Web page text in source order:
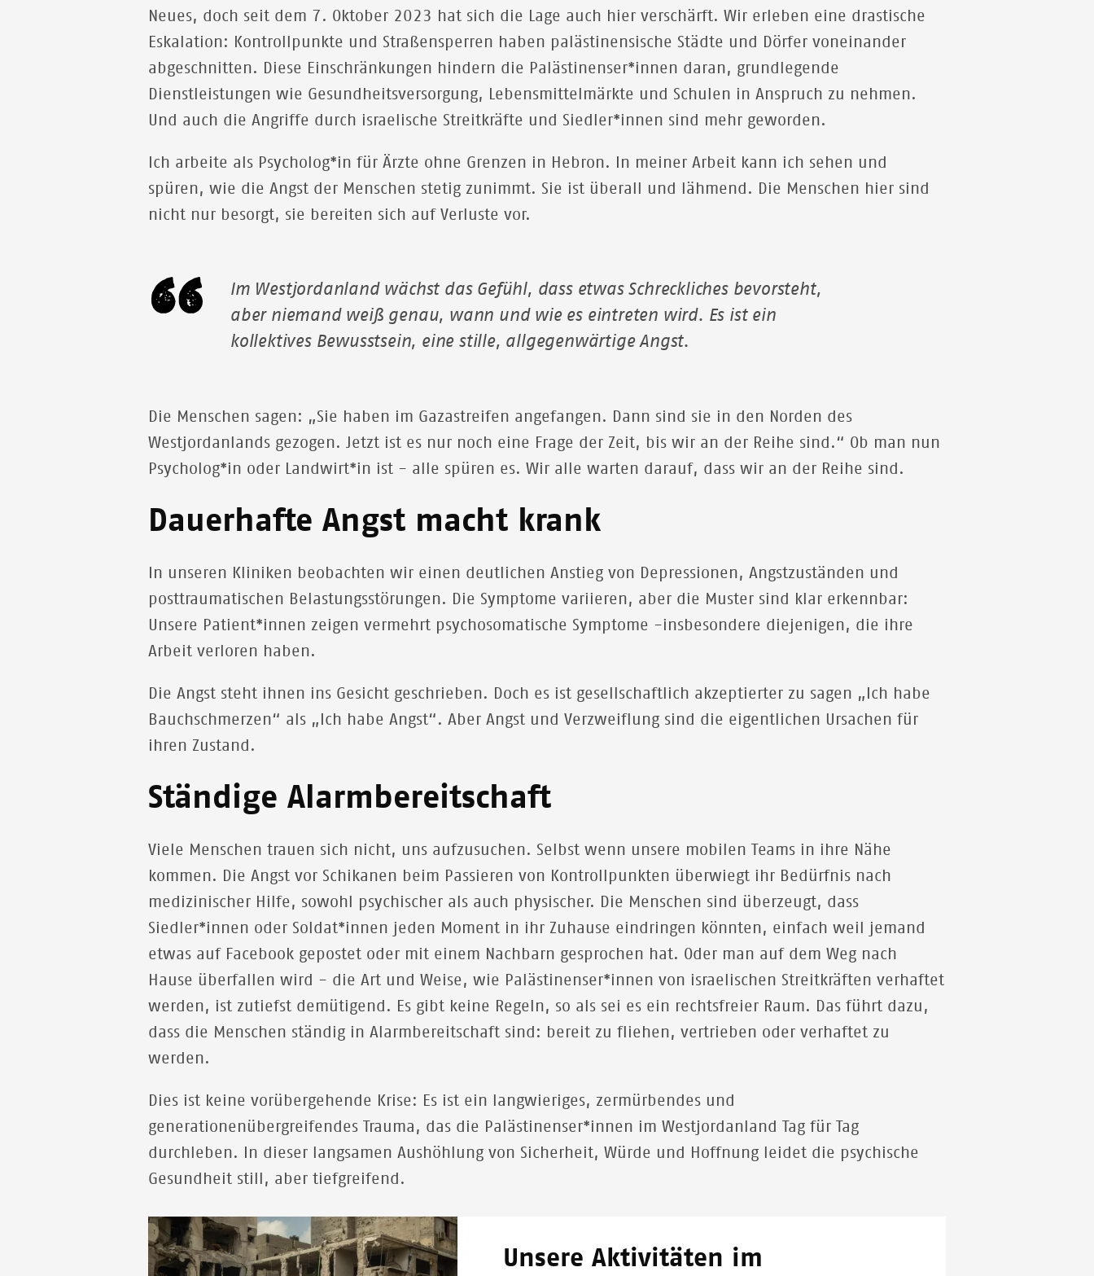
Neues, doch seit dem 7. Oktober 2023 hat sich die Lage auch hier verschärft. Wir erleben eine drastische
Eskalation: Kontrollpunkte und Straßensperren haben palästinensische Städte und Dörfer voneinander
abgeschnitten. Diese Einschränkungen hindern die Palästinenser*innen daran, grundlegende
Dienstleistungen wie Gesundheitsversorgung, Lebensmittelmärkte und Schulen in Anspruch zu nehmen.
Und auch die Angriffe durch israelische Streitkräfte und Siedler*innen sind mehr geworden.
Ich arbeite als Psycholog*in für Ärzte ohne Grenzen in Hebron. In meiner Arbeit kann ich sehen und
spüren, wie die Angst der Menschen stetig zunimmt. Sie ist überall und lähmend. Die Menschen hier sind
nicht nur besorgt, sie bereiten sich auf Verluste vor.
Im Westjordanland wächst das Gefühl, dass etwas Schreckliches bevorsteht,
aber niemand weiß genau, wann und wie es eintreten wird. Es ist ein
kollektives Bewusstsein, eine stille, allgegenwärtige Angst.
Die Menschen sagen: „Sie haben im Gazastreifen angefangen. Dann sind sie in den Norden des
Westjordanlands gezogen. Jetzt ist es nur noch eine Frage der Zeit, bis wir an der Reihe sind.“ Ob man nun
Psycholog*in oder Landwirt*in ist - alle spüren es. Wir alle warten darauf, dass wir an der Reihe sind.
Dauerhafte Angst macht krank
In unseren Kliniken beobachten wir einen deutlichen Anstieg von Depressionen, Angstzuständen und
posttraumatischen Belastungsstörungen. Die Symptome variieren, aber die Muster sind klar erkennbar:
Unsere Patient*innen zeigen vermehrt psychosomatische Symptome -insbesondere diejenigen, die ihre
Arbeit verloren haben.
Die Angst steht ihnen ins Gesicht geschrieben. Doch es ist gesellschaftlich akzeptierter zu sagen „Ich habe
Bauchschmerzen“ als „Ich habe Angst“. Aber Angst und Verzweiflung sind die eigentlichen Ursachen für
ihren Zustand.
Ständige Alarmbereitschaft
Viele Menschen trauen sich nicht, uns aufzusuchen. Selbst wenn unsere mobilen Teams in ihre Nähe
kommen. Die Angst vor Schikanen beim Passieren von Kontrollpunkten überwiegt ihr Bedürfnis nach
medizinischer Hilfe, sowohl psychischer als auch physischer. Die Menschen sind überzeugt, dass
Siedler*innen oder Soldat*innen jeden Moment in ihr Zuhause eindringen könnten, einfach weil jemand
etwas auf Facebook gepostet oder mit einem Nachbarn gesprochen hat. Oder man auf dem Weg nach
Hause überfallen wird - die Art und Weise, wie Palästinenser*innen von israelischen Streitkräften verhaftet
werden, ist zutiefst demütigend. Es gibt keine Regeln, so als sei es ein rechtsfreier Raum. Das führt dazu,
dass die Menschen ständig in Alarmbereitschaft sind: bereit zu fliehen, vertrieben oder verhaftet zu
werden.
Dies ist keine vorübergehende Krise: Es ist ein langwieriges, zermürbendes und
generationenübergreifendes Trauma, das die Palästinenser*innen im Westjordanland Tag für Tag
durchleben. In dieser langsamen Aushöhlung von Sicherheit, Würde und Hoffnung leidet die psychische
Gesundheit still, aber tiefgreifend.
Unsere Aktivitäten im